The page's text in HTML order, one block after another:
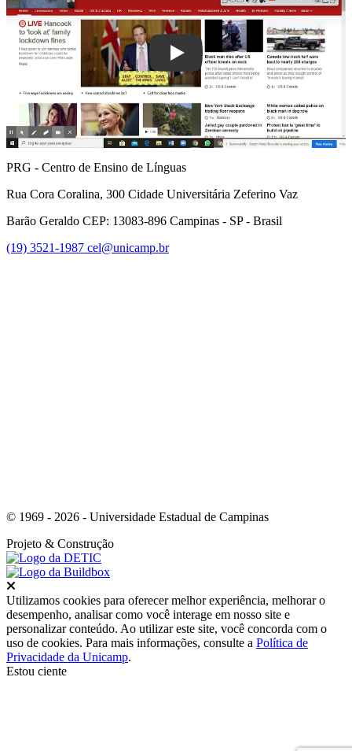
Play
PRG - Centro de Ensino de Línguas
Rua Cora Coralina, 300 Cidade Universitária Zeferino Vaz
Barão Geraldo CEP: 13083-896 Campinas - SP - Brasil
(19) 3521-1987 cel@unicamp.br
© 1969 - 2026 - Universidade Estadual de Campinas
Projeto & Construção
Utilizamos cookies para oferecer melhor experiência, melhorar o
desempenho, analisar como você interage em nosso site e
personalizar conteúdo. Ao utilizar este site, você concorda com o
uso de cookies. Para mais informações, consulte a Política de
Privacidade da Unicamp.
Estou ciente